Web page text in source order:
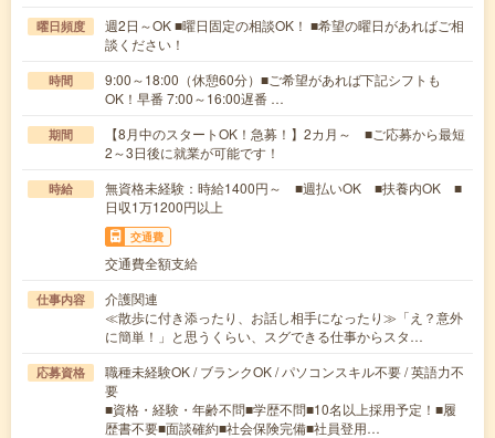
曜日頻度
週2日～OK ■曜日固定の相談OK！ ■希望の曜日があればご相
談ください！
時間
9:00～18:00（休憩60分）■ご希望があれば下記シフトも
OK！早番 7:00～16:00遅番 …
期間
【8月中のスタートOK！急募！】2カ月～ ■ご応募から最短
2～3日後に就業が可能です！
時給
無資格未経験：時給1400円～ ■週払いOK ■扶養内OK ■
日収1万1200円以上
交通費
交通費全額支給
仕事内容
介護関連
≪散歩に付き添ったり、お話し相手になったり≫「え？意外
に簡単！」と思うくらい、スグできる仕事からスタ…
応募資格
職種未経験OK / ブランクOK / パソコンスキル不要 / 英語力不
要
■資格・経験・年齢不問■学歴不問■10名以上採用予定！■履
歴書不要■面談確約■社会保険完備■社員登用…